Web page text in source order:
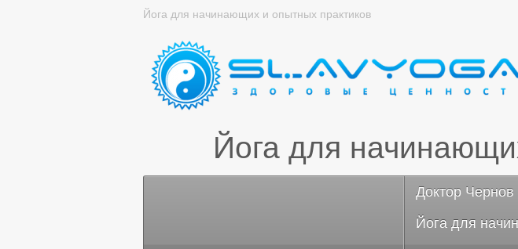
Йога для начинающих и опытных практиков
Йога для
Доктор Чернов
Йога для